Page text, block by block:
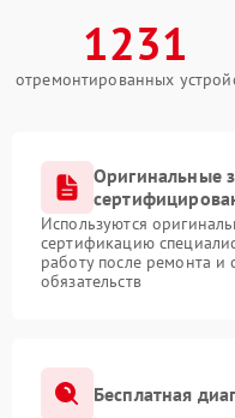
1231
отремонтированных
Оригинальные
Используются
сертификацию
работу после ремонта и
обязательств
Бесплатная